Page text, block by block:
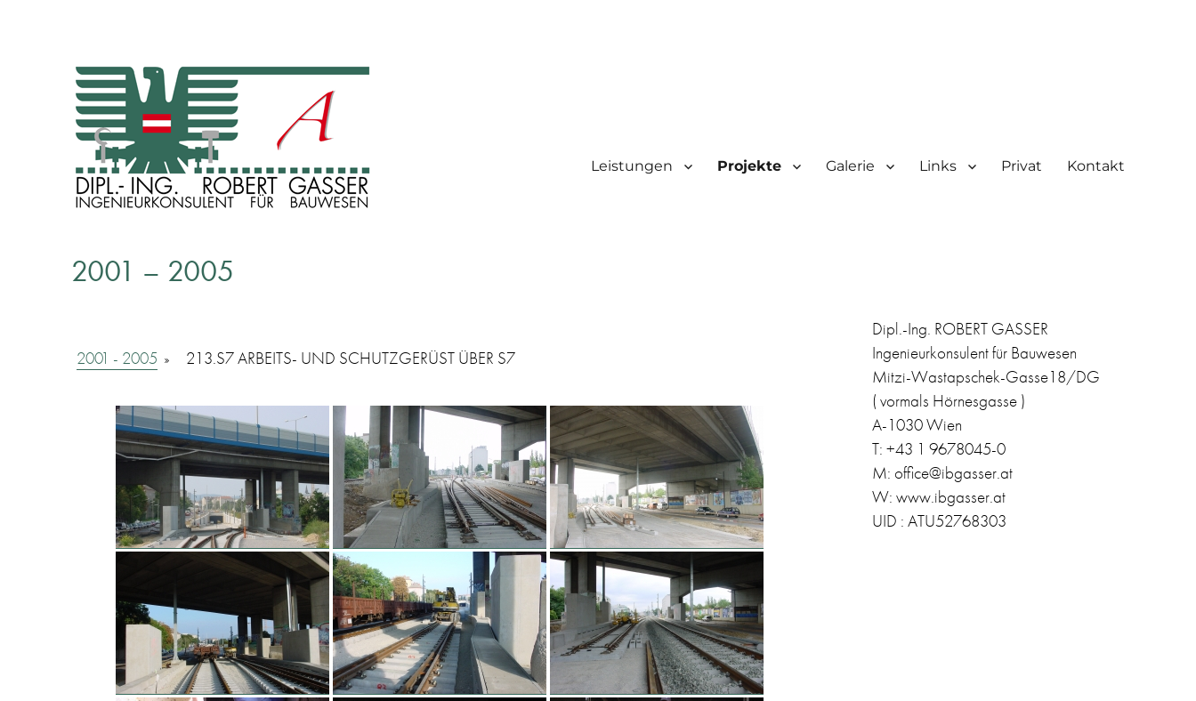
Leistungen Projekte Galerie Links Privat Kontakt
2001 – 2005
2001 - 2005 » 213.S7 ARBEITS- UND SCHUTZGERÜST ÜBER S7
Dipl.-Ing. ROBERT GASSER
Ingenieurkonsulent für Bauwesen
Mitzi-Wastapschek-Gasse18/DG
( vormals Hörnesgasse )
A-1030 Wien
T: +43 1 9678045-0
M: office@ibgasser.at
W: www.ibgasser.at
UID : ATU52768303